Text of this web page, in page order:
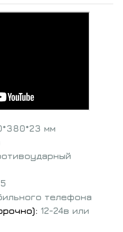
мм
телефона
12-24в или